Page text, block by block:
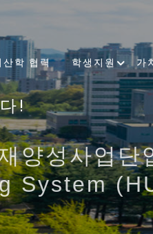
산학 협력 학생지원 가
!
양성사업단
System
인공지능
인재양성사
찰력을 바탕
디지털 시대
디지털 기
량을 갖춘
화시킨 5개
공유체계